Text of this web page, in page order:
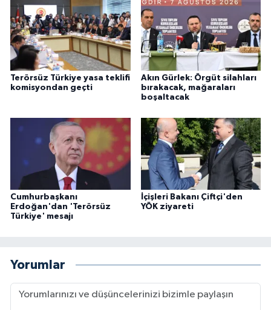
Terörsüz Türkiye yasa teklifi
komisyondan geçti
Akın Gürlek: Örgüt silahları
bırakacak, mağaraları
boşaltacak
Cumhurbaşkanı
Erdoğan'dan 'Terörsüz
Türkiye' mesajı
İçişleri Bakanı Çiftçi'den
YÖK ziyareti
Yorumlar